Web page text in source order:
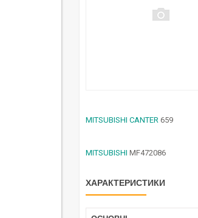
MITSUBISHI CANTER 659
MITSUBISHI MF472086
ХАРАКТЕРИСТИКИ